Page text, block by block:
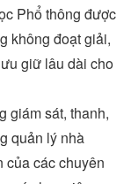
Phổ thông được
không đoạt giải,
giữ lâu dài cho
giám sát, thanh,
quản lý nhà
của các chuyên